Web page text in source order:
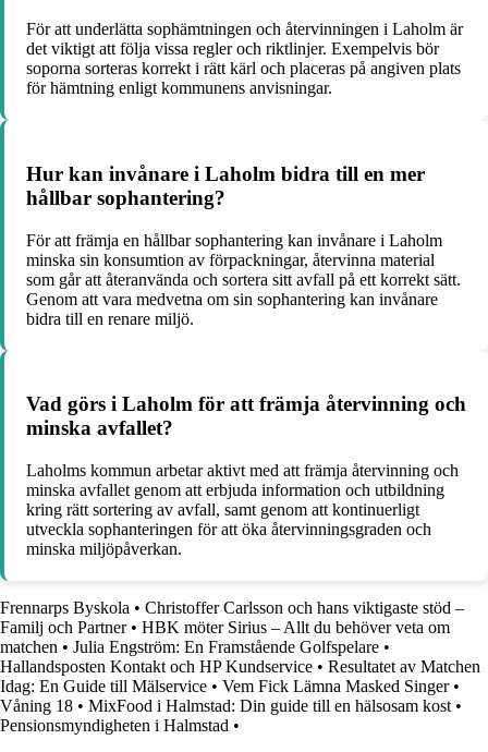
För att underlätta sophämtningen och återvinningen i Laholm är
det viktigt att följa vissa regler och riktlinjer. Exempelvis bör
soporna sorteras korrekt i rätt kärl och placeras på angiven plats
för hämtning enligt kommunens anvisningar.
Hur kan invånare i Laholm bidra till en mer
hållbar sophantering?
För att främja en hållbar sophantering kan invånare i Laholm
minska sin konsumtion av förpackningar, återvinna material
som går att återanvända och sortera sitt avfall på ett korrekt sätt.
Genom att vara medvetna om sin sophantering kan invånare
bidra till en renare miljö.
Vad görs i Laholm för att främja återvinning och
minska avfallet?
Laholms kommun arbetar aktivt med att främja återvinning och
minska avfallet genom att erbjuda information och utbildning
kring rätt sortering av avfall, samt genom att kontinuerligt
utveckla sophanteringen för att öka återvinningsgraden och
minska miljöpåverkan.
Frennarps Byskola • Christoffer Carlsson och hans viktigaste stöd –
Familj och Partner• HBK möter Sirius – Allt du behöver veta om
matchen • Julia Engström: En Framstående Golfspelare •
Hallandsposten Kontakt och HP Kundservice • Resultatet av Matchen
Idag: En Guide till Mälservice • Vem Fick Lämna Masked Singer•
Våning 18 • MixFood i Halmstad: Din guide till en hälsosam kost •
Pensionsmyndigheten i Halmstad •